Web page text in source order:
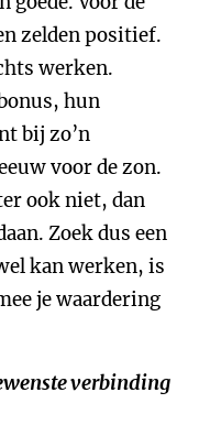
zelden positief.
werken.
hun
bij zo’n
voor de zon.
ook niet, dan
Zoek dus een
kan werken, is
je waardering
verbinding